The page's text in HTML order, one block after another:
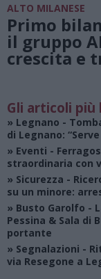
ALTO MILANESE
Primo
il gruppo
crescita e
Gli articoli
» Legnano -
di Legnano:
» Eventi -
straordinaria con
» Sicurezza -
su un minore:
» Busto Garolfo -
Pessina & Sala di
portante
» Segnalazioni -
via Resegone a